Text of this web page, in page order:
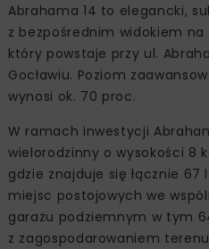
Abrahama 14 to elegancki,
z bezpośrednim widokiem na
który powstaje przy ul.
Gocławiu. Poziom
wynosi ok. 70 proc.
W ramach inwestycji
wielorodzinny o wysokości 8
gdzie znajduje się łącznie
miejsc postojowych we
garażu podziemnym w tym
z zagospodarowaniem